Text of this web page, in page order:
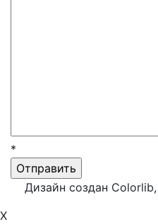
*
Дизайн создан
X